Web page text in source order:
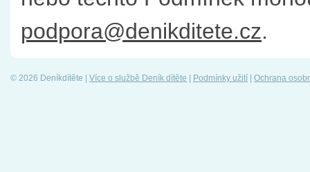
podpora@denikditete.cz.
© 2026 Deníkdítěte | Více o službě Deník dítěte Podmínky užití Ochrana